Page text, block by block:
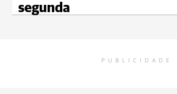
segunda
PUBLICIDADE